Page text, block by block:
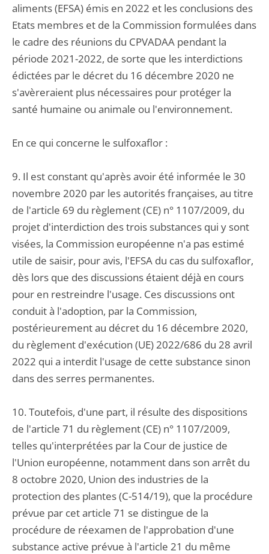
aliments (EFSA) émis en 2022 et les conclusions des
Etats membres et de la Commission formulées dans
le cadre des réunions du CPVADAA pendant la
période 2021-2022, de sorte que les interdictions
édictées par le décret du 16 décembre 2020 ne
s'avèreraient plus nécessaires pour protéger la
santé humaine ou animale ou l'environnement.
En ce qui concerne le sulfoxaflor :
9. Il est constant qu'après avoir été informée le 30
novembre 2020 par les autorités françaises, au titre
de l'article 69 du règlement (CE) n° 1107/2009, du
projet d'interdiction des trois substances qui y sont
visées, la Commission européenne n'a pas estimé
utile de saisir, pour avis, l'EFSA du cas du sulfoxaflor,
dès lors que des discussions étaient déjà en cours
pour en restreindre l'usage. Ces discussions ont
conduit à l'adoption, par la Commission,
postérieurement au décret du 16 décembre 2020,
du règlement d'exécution (UE) 2022/686 du 28 avril
2022 qui a interdit l'usage de cette substance sinon
dans des serres permanentes.
10. Toutefois, d'une part, il résulte des dispositions
de l'article 71 du règlement (CE) n° 1107/2009,
telles qu'interprétées par la Cour de justice de
l'Union européenne, notamment dans son arrêt du
8 octobre 2020, Union des industries de la
protection des plantes (C-514/19), que la procédure
prévue par cet article 71 se distingue de la
procédure de réexamen de l'approbation d'une
substance active prévue à l'article 21 du même